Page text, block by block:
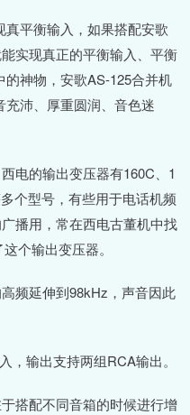
平衡输入，如果搭配安歌
实现真正的平衡输入、平衡
神物，安歌AS-125合并机
沛、厚重圆润、音色迷
电的输出变压器有160C、1
个型号，有些用于电话机频
播用，常在西电古董机中找
个输出变压器。
频延伸到98kHz，声音因此
输出支持两组RCA输出。
搭配不同音箱的时候进行增